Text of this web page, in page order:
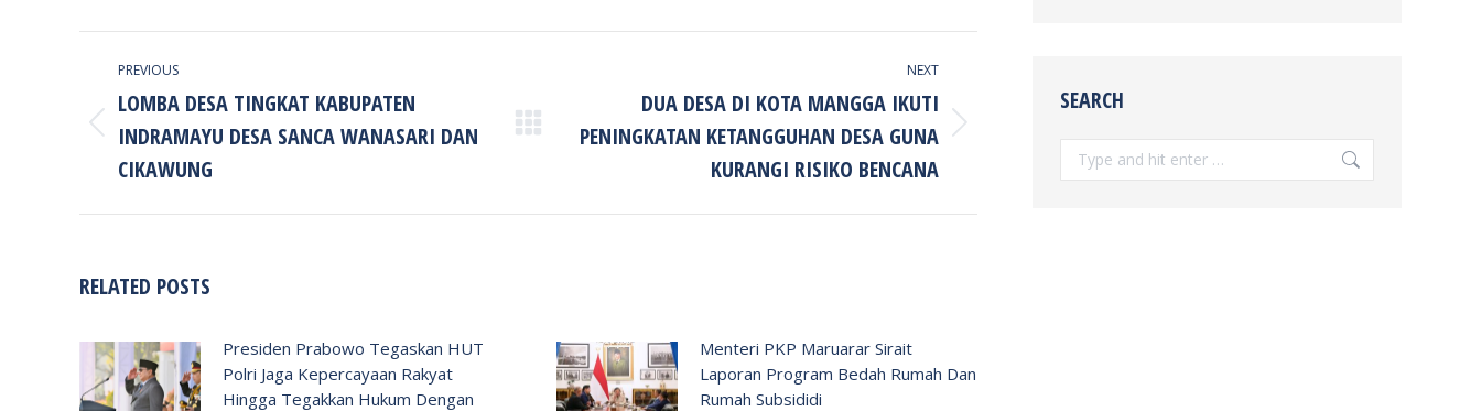
NAVIGATION
PREVIOUS
Previous
post:
LOMBA DESA TINGKAT KABUPATEN
INDRAMAYU DESA SANCA WANASARI DAN
CIKAWUNG
NEXT
Next
DUA DESA DI KOTA MANGGA IKUTI
PENINGKATAN KETANGGUHAN DESA GUNA
KURANGI RISIKO BENCANA
RELATED POSTS
Presiden Prabowo Tegaskan HUT
Polri Jaga Kepercayaan Rakyat
Hingga Tegakkan Hukum Dengan
Menteri PKP Maruarar Sirait
Laporan Program Bedah Rumah Dan
Rumah Subsididi
SEARCH
Search: